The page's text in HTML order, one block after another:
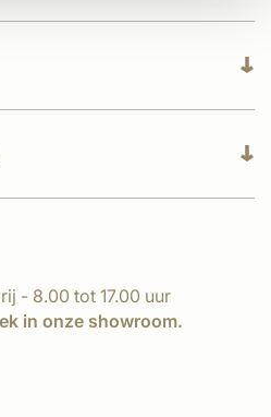
- 8.00 tot 17.00 uur
in onze showroom.